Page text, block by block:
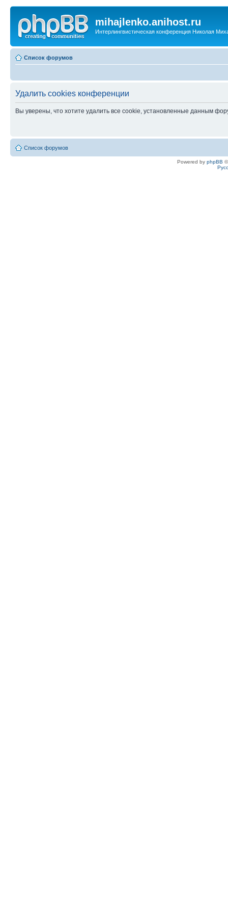
mihajlenko.anihost.ru
Интерлингвистическая конференция Николая
Список форумов
Удалить cookies конференции
Вы уверены, что хотите удалить все cookie, установленные данным
Список форумов
Powered by phpBB